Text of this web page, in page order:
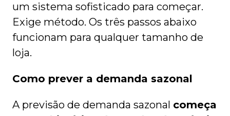
um sistema sofisticado para começar.
Exige método. Os três passos abaixo
funcionam para qualquer tamanho de
loja.
Como prever a demanda sazonal
A previsão de demanda sazonal começa